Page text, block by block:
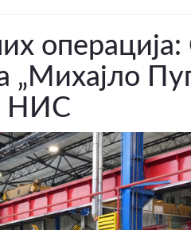
операција:
„Михајло
НИС